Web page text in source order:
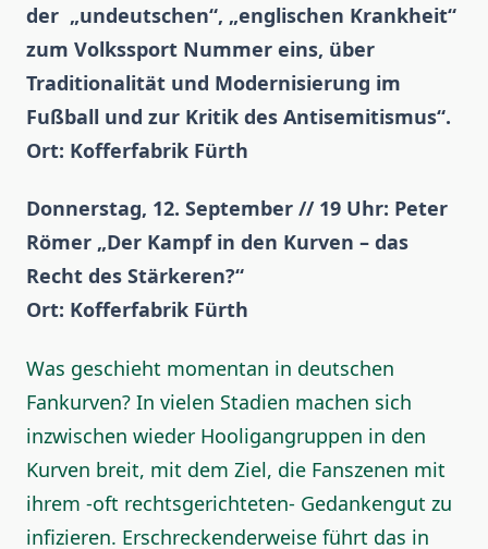
der „undeutschen“, „englischen Krankheit“
zum Volkssport Nummer eins, über
Traditionalität und Modernisierung im
Fußball und zur Kritik des Antisemitismus“.
Ort: Kofferfabrik Fürth
Donnerstag, 12. September // 19 Uhr: Peter
Römer „Der Kampf in den Kurven – das
Recht des Stärkeren?“
Ort: Kofferfabrik Fürth
Was geschieht momentan in deutschen
Fankurven? In vielen Stadien machen sich
inzwischen wieder Hooligangruppen in den
Kurven breit, mit dem Ziel, die Fanszenen mit
ihrem -oft rechtsgerichteten- Gedankengut zu
infizieren. Erschreckenderweise führt das in